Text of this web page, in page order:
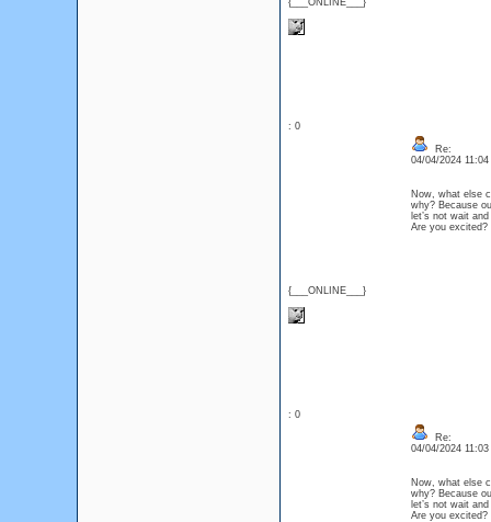
{___ONLINE___}
: 0
{___ONLINE___}
Re:
04/04/2024
Now, what else
why? Because
let’s not wait
Are you excited?
: 0
Re:
04/04/2024
Now, what else
why? Because
let’s not wait
Are you excited?